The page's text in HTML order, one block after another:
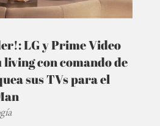
LG y Prime Video
con comando de
sus TVs para el